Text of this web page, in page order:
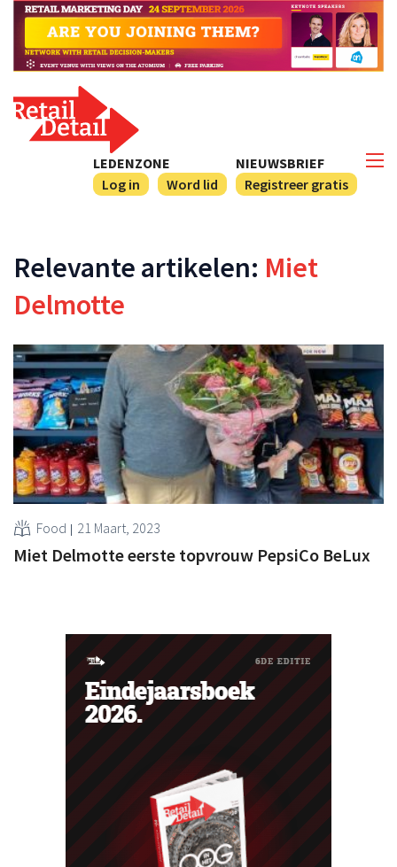
NIEUWSBRIEF
Registreer gratis
LEDENZONE
Log in
Word lid
Relevante artikelen: Miet
Delmotte
Food 21 Maart, 2023
Miet Delmotte eerste topvrouw PepsiCo BeLux